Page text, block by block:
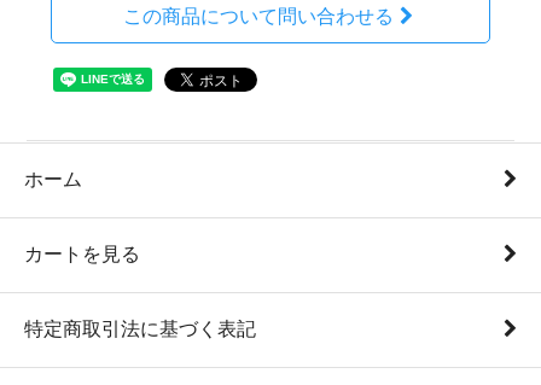
この商品について問い合わせる
ホーム
カートを見る
特定商取引法に基づく表記